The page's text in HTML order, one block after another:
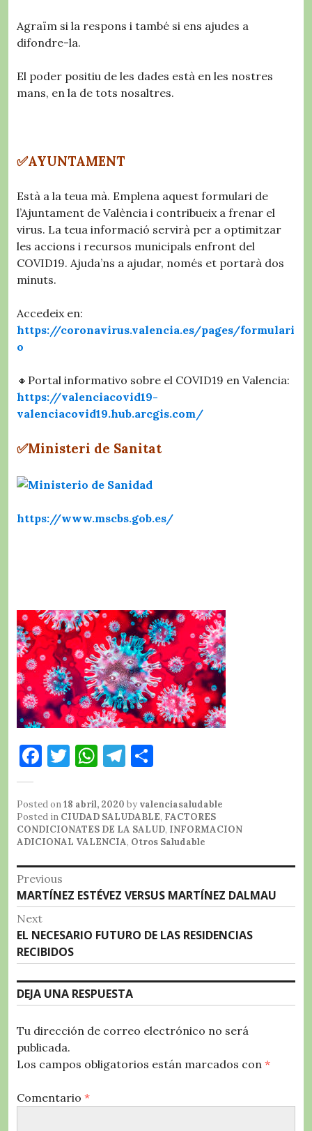
Agraïm si la respons i també si ens ajudes a
difondre-la.
El poder positiu de les dades està en les nostres
mans, en la de tots nosaltres.
✅AYUNTAMENT
Està a la teua mà. Emplena aquest formulari de
l’Ajuntament de València i contribueix a frenar el
virus. La teua informació servirà per a optimitzar
les accions i recursos municipals enfront del
COVID19. Ajuda’ns a ajudar, només et portarà dos
minuts.
Accedeix en:
https://coronavirus.valencia.es/pages/formulari
o
🔸Portal informativo sobre el COVID19 en Valencia:
https://valenciacovid19-
valenciacovid19.hub.arcgis.com/
✅Ministeri de Sanitat
https://www.mscbs.gob.es/
F
c
e
b
o
o
k
T
it
te
r
W
at
s
A
p
p
T
e
g
r
a
m
m
p
a
rt
ir
Posted on18 abril, 2020 by valenciasaludable
Posted in CIUDAD SALUDABLE, FACTORES
CONDICIONATES DE LA SALUD, INFORMACION
ADICIONAL VALENCIA, Otros Saludable
Navegación
de
entradas
Previous
Previous
post:
MARTÍNEZ ESTÉVEZ VERSUS MARTÍNEZ DALMAU
Next
Next
post:
EL NECESARIO FUTURO DE LAS RESIDENCIAS
RECIBIDOS
DEJA UNA RESPUESTA
Tu dirección de correo electrónico no será
publicada.
Los campos obligatorios están marcados con *
Comentario *